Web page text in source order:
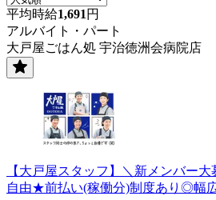
平均時給1,691 円
アルバイト・パート
大戸屋ごはん処 宇治徳洲会病院店
【大戸屋スタッフ】＼新メンバー
自由★前払い(稼働分)制度あり◎幅